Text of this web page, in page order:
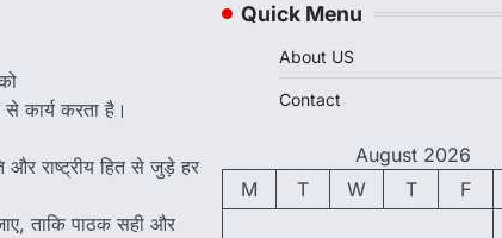
कार्य करता है।
और राष्ट्रीय हित से जुड़े हर
ताकि पाठक सही और
Quick Menu
About US
Contact
August 2026
M
T W T F